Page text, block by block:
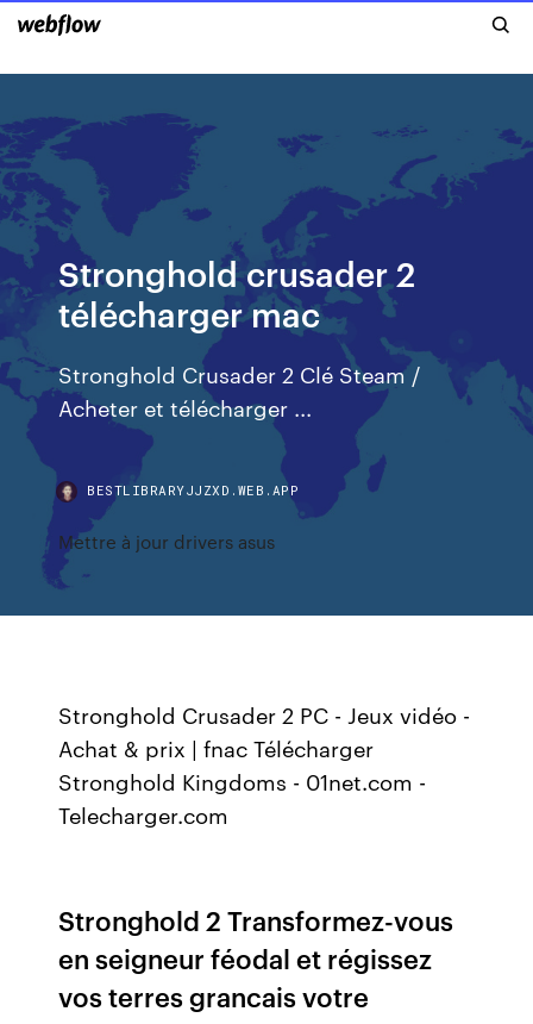
Stronghold crusader 2
télécharger mac
Stronghold Crusader 2 Clé Steam /
Acheter et télécharger ...
BESTLIBRARYJJZXD.WEB.APP
Mettre à jour drivers asus
Stronghold Crusader 2 PC - Jeux vidéo -
Achat & prix | fnac Télécharger
Stronghold Kingdoms - 01net.com -
Telecharger.com
Stronghold 2 Transformez-vous
en seigneur féodal et régissez
vos terres grancais votre